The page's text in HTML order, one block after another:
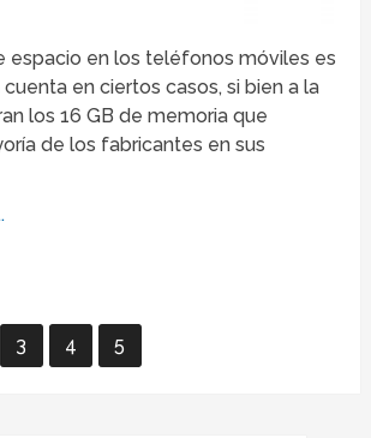
espacio en los teléfonos móviles es
en ciertos casos, si bien a la
los 16 GB de memoria que
de los fabricantes en sus
3 4 5